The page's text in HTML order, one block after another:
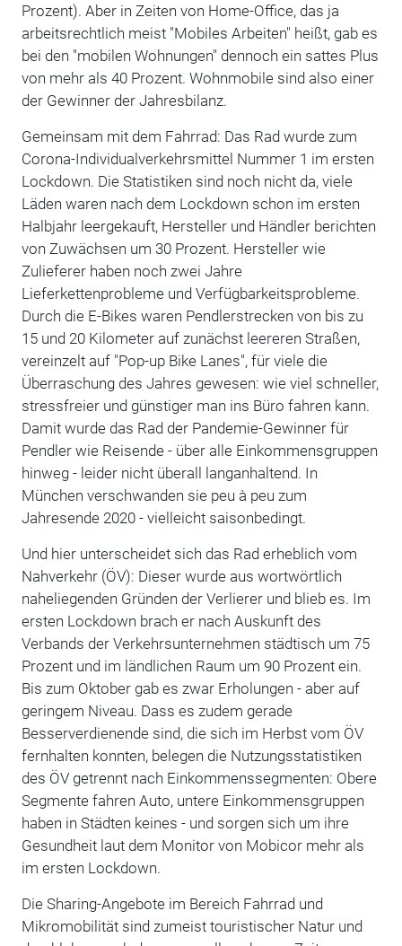
Prozent). Aber in Zeiten von Home-Office, das ja
arbeitsrechtlich meist "Mobiles Arbeiten" heißt, gab es
bei den "mobilen Wohnungen" dennoch ein sattes Plus
von mehr als 40 Prozent. Wohnmobile sind also einer
der Gewinner der Jahresbilanz.
Gemeinsam mit dem Fahrrad: Das Rad wurde zum
Corona-Individualverkehrsmittel Nummer 1 im ersten
Lockdown. Die Statistiken sind noch nicht da, viele
Läden waren nach dem Lockdown schon im ersten
Halbjahr leergekauft, Hersteller und Händler berichten
von Zuwächsen um 30 Prozent. Hersteller wie
Zulieferer haben noch zwei Jahre
Lieferkettenprobleme und Verfügbarkeitsprobleme.
Durch die E-Bikes waren Pendlerstrecken von bis zu
15 und 20 Kilometer auf zunächst leereren Straßen,
vereinzelt auf "Pop-up Bike Lanes", für viele die
Überraschung des Jahres gewesen: wie viel schneller,
stressfreier und günstiger man ins Büro fahren kann.
Damit wurde das Rad der Pandemie-Gewinner für
Pendler wie Reisende - über alle Einkommensgruppen
hinweg - leider nicht überall langanhaltend. In
München verschwanden sie peu à peu zum
Jahresende 2020 - vielleicht saisonbedingt.
Und hier unterscheidet sich das Rad erheblich vom
Nahverkehr (ÖV): Dieser wurde aus wortwörtlich
naheliegenden Gründen der Verlierer und blieb es. Im
ersten Lockdown brach er nach Auskunft des
Verbands der Verkehrsunternehmen städtisch um 75
Prozent und im ländlichen Raum um 90 Prozent ein.
Bis zum Oktober gab es zwar Erholungen - aber auf
geringem Niveau. Dass es zudem gerade
Besserverdienende sind, die sich im Herbst vom ÖV
fernhalten konnten, belegen die Nutzungsstatistiken
des ÖV getrennt nach Einkommenssegmenten: Obere
Segmente fahren Auto, untere Einkommensgruppen
haben in Städten keines - und sorgen sich um ihre
Gesundheit laut dem Monitor von Mobicor mehr als
im ersten Lockdown.
Die Sharing-Angebote im Bereich Fahrrad und
Mikromobilität sind zumeist touristischer Natur und